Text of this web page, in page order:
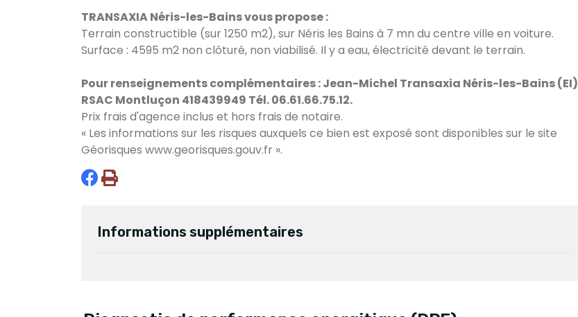
TRANSAXIA Néris-les-Bains vous propose :
Terrain constructible (sur 1250 m2), sur Néris les Bains à 7 mn du centre ville en voiture.
Surface : 4595 m2 non clôturé, non viabilisé. Il y a eau, électricité devant le terrain.
Pour renseignements complémentaires : Jean-Michel Transaxia Néris-les-Bains (EI)
RSAC Montluçon 418439949 Tél. 06.61.66.75.12.
Prix frais d'agence inclus et hors frais de notaire.
« Les informations sur les risques auxquels ce bien est exposé sont disponibles sur le site
Géorisques www.georisques.gouv.fr ».
Informations supplémentaires